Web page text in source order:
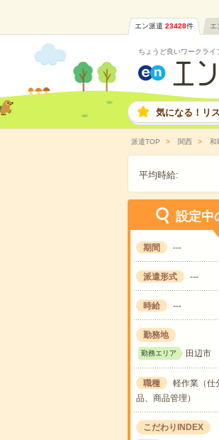
エン派遣 23428件 エ
ちょうど良いワークライ
気になる！リ
派遣TOP 関西 和
平均時給:
設定中
期間 ---
派遣形式 ---
時給 ---
勤務地
勤務エリア 田辺市
職種
軽作業（仕
品、商品管理）
こだわりINDEX